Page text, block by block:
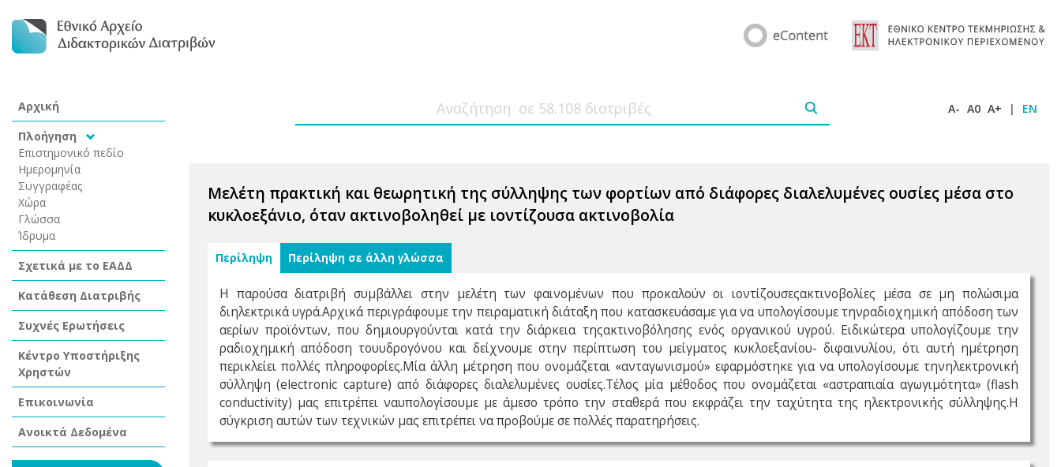
Αρχική
Πλοήγηση
Επιστημονικό πεδίο
Ημερομηνία
Συγγραφέας
Χώρα
Γλώσσα
Ίδρυμα
Σχετικά με το ΕΑΔΔ
Κατάθεση Διατριβής
Συχνές Ερωτήσεις
Κέντρο Υποστήριξης
Χρηστών
Επικοινωνία
Ανοικτά Δεδομένα
A- A0 A+ | EN
Μελέτη πρακτική και θεωρητική της σύλληψης των φορτίων από διάφορες διαλελυμένες ουσίες μέσα στο
κυκλοεξάνιο, όταν ακτινοβοληθεί με ιοντίζουσα ακτινοβολία
Περίληψη Περίληψη σε άλλη γλώσσα
Η παρούσα διατριβή συμβάλλει στην μελέτη των φαινομένων που προκαλούν οι ιοντίζουσεςακτινοβολίες μέσα σε μη πολώσιμα
διηλεκτρικά υγρά.Αρχικά περιγράφουμε την πειραματική διάταξη που κατασκευάσαμε για να υπολογίσουμε τηνραδιοχημική απόδοση των
αερίων προϊόντων, που δημιουργούνται κατά την διάρκεια τηςακτινοβόλησης ενός οργανικού υγρού. Ειδικώτερα υπολογίζουμε την
ραδιοχημική απόδοση τουυδρογόνου και δείχνουμε στην περίπτωση του μείγματος κυκλοεξανίου- διφαινυλίου, ότι αυτή ημέτρηση
περικλείει πολλές πληροφορίες.Μία άλλη μέτρηση που ονομάζεται «ανταγωνισμού» εφαρμόστηκε για να υπολογίσουμε τηνηλεκτρονική
σύλληψη (electronic capture) από διάφορες διαλελυμένες ουσίες.Τέλος μία μέθοδος που ονομάζεται «αστραπιαία αγωγιμότητα» (flash
conductivity) μας επιτρέπει ναυπολογίσουμε με άμεσο τρόπο την σταθερά που εκφράζει την ταχύτητα της ηλεκτρονικής σύλληψης.Η
σύγκριση αυτών των τεχνικών μας επιτρέπει να προβούμε σε πολλές παρατηρήσεις.